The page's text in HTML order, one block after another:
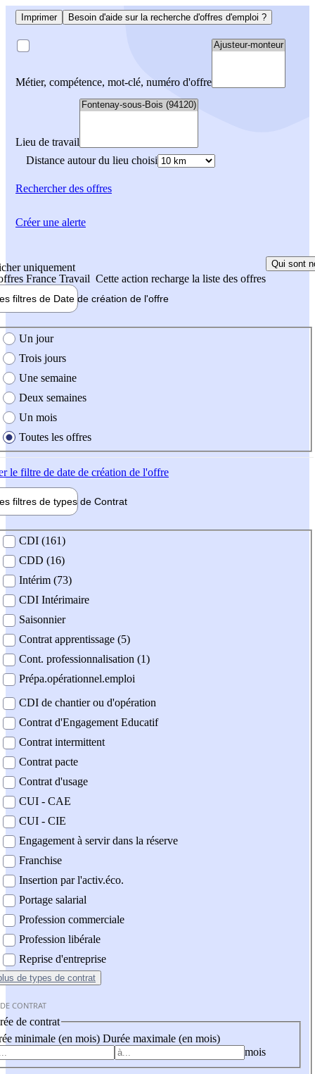
Imprimer Besoin d'aide sur la recherche d'offres d'emploi ?
Métier, compétence, mot-clé, numéro d'offre
Lieu de travail
Distance autour du lieu choisi
Rechercherdes offres
uniquement
France Travail Cette action recharge la liste des offres
Qui sont
filtres de Date de création de l'offre
création de l'offre
Un jour
Trois jours
Une semaine
Deux semaines
Un mois
Toutes les offres
le filtre de date de création de l'offre
filtres de types de Contrat
contrat
CDI (161)
CDD (16)
Intérim (73)
CDI Intérimaire
Saisonnier
Contrat apprentissage (5)
Cont. professionnalisation (1)
Prépa.opérationnel.emploi
CDI de chantier ou d'opération
Contrat d'Engagement Educatif
Contrat intermittent
Contrat pacte
Contrat d'usage
CUI - CAE
CUI - CIE
Engagement à servir dans la réserve
Franchise
Insertion par l'activ.éco.
Portage salarial
Profession commerciale
Profession libérale
Reprise d'entreprise
de types de contrat
CONTRAT
de contrat
minimale (en mois) Durée maximale (en mois)
mois
Créer une alerte